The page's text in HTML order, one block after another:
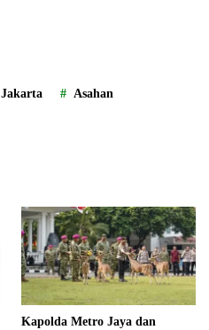
Jakarta Asahan
Kapolda Metro Jaya dan